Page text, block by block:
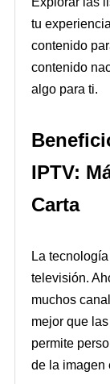
tu
contenido
contenido
algo para ti.
IPTV:
Carta
La
televisión.
muchos
mejor que
permite
de la imagen